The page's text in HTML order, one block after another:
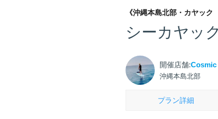
《沖縄本島北部・カヤック
シーカヤッ
開催店舗:Cosmic
沖縄本島北部
プラン詳細